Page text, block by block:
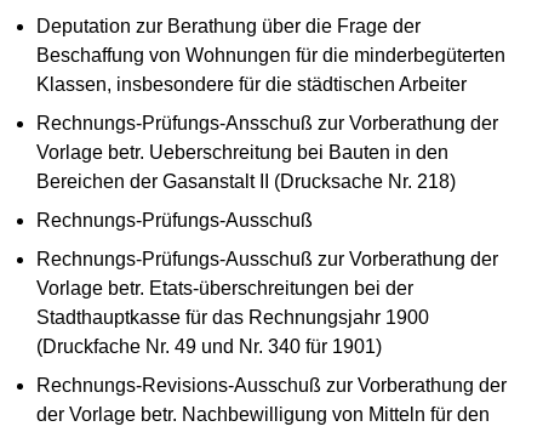
Deputation zur Berathung über die Frage der
Beschaffung von Wohnungen für die minderbegüterten
Klassen, insbesondere für die städtischen Arbeiter
Rechnungs-Prüfungs-Ansschuß zur Vorberathung der
Vorlage betr. Ueberschreitung bei Bauten in den
Bereichen der Gasanstalt II (Drucksache Nr. 218)
Rechnungs-Prüfungs-Ausschuß
Rechnungs-Prüfungs-Ausschuß zur Vorberathung der
Vorlage betr. Etats-überschreitungen bei der
Stadthauptkasse für das Rechnungsjahr 1900
(Druckfache Nr. 49 und Nr. 340 für 1901)
Rechnungs-Revisions-Ausschuß zur Vorberathung der
der Vorlage betr. Nachbewilligung von Mitteln für den